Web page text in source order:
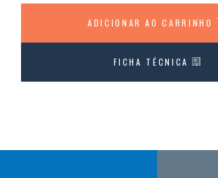
ADICIONAR AO CARRINHO
FICHA TÉCNICA